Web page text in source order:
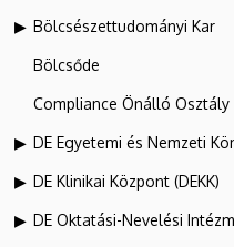
Bölcsészettudományi Kar
Bölcsőde
Compliance Önálló Osztály
DE Egyetemi és Nemzeti
DE Klinikai Központ (DEKK)
DE Oktatási-Nevelési